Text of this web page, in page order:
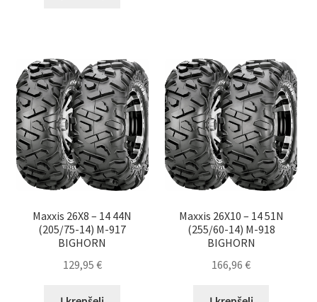
Maxxis 26X8 – 14 44N
(205/75-14) M-917
BIGHORN
129,95 €
Maxxis 26X10 – 14 51N
(255/60-14) M-918
BIGHORN
166,96€